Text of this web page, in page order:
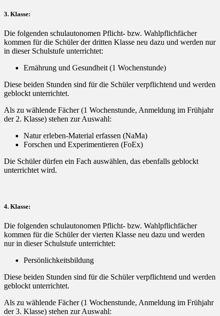
3. Klasse:
Die folgenden schulautonomen Pflicht- bzw. Wahlpflichfächer
kommen für die Schüler der dritten Klasse neu dazu und werden nur
in dieser Schulstufe unterrichtet:
Ernährung und Gesundheit (1 Wochenstunde)
Diese beiden Stunden sind für die Schüler verpflichtend und werden
geblockt unterrichtet.
Als zu wählende Fächer (1 Wochenstunde, Anmeldung im Frühjahr
der 2. Klasse) stehen zur Auswahl:
Natur erleben-Material erfassen (NaMa)
Forschen und Experimentieren (FoEx)
Die Schüler dürfen ein Fach auswählen, das ebenfalls geblockt
unterrichtet wird.
4. Klasse:
Die folgenden schulautonomen Pflicht- bzw. Wahlpflichfächer
kommen für die Schüler der vierten Klasse neu dazu und werden
nur in dieser Schulstufe unterrichtet:
Persönlichkeitsbildung
Diese beiden Stunden sind für die Schüler verpflichtend und werden
geblockt unterrichtet.
Als zu wählende Fächer (1 Wochenstunde, Anmeldung im Frühjahr
der 3. Klasse) stehen zur Auswahl: